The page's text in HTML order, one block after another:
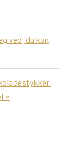
ved, du kan,
»